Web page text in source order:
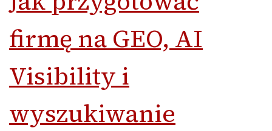
firmę na GEO, AI
Visibility i
wyszukiwanie